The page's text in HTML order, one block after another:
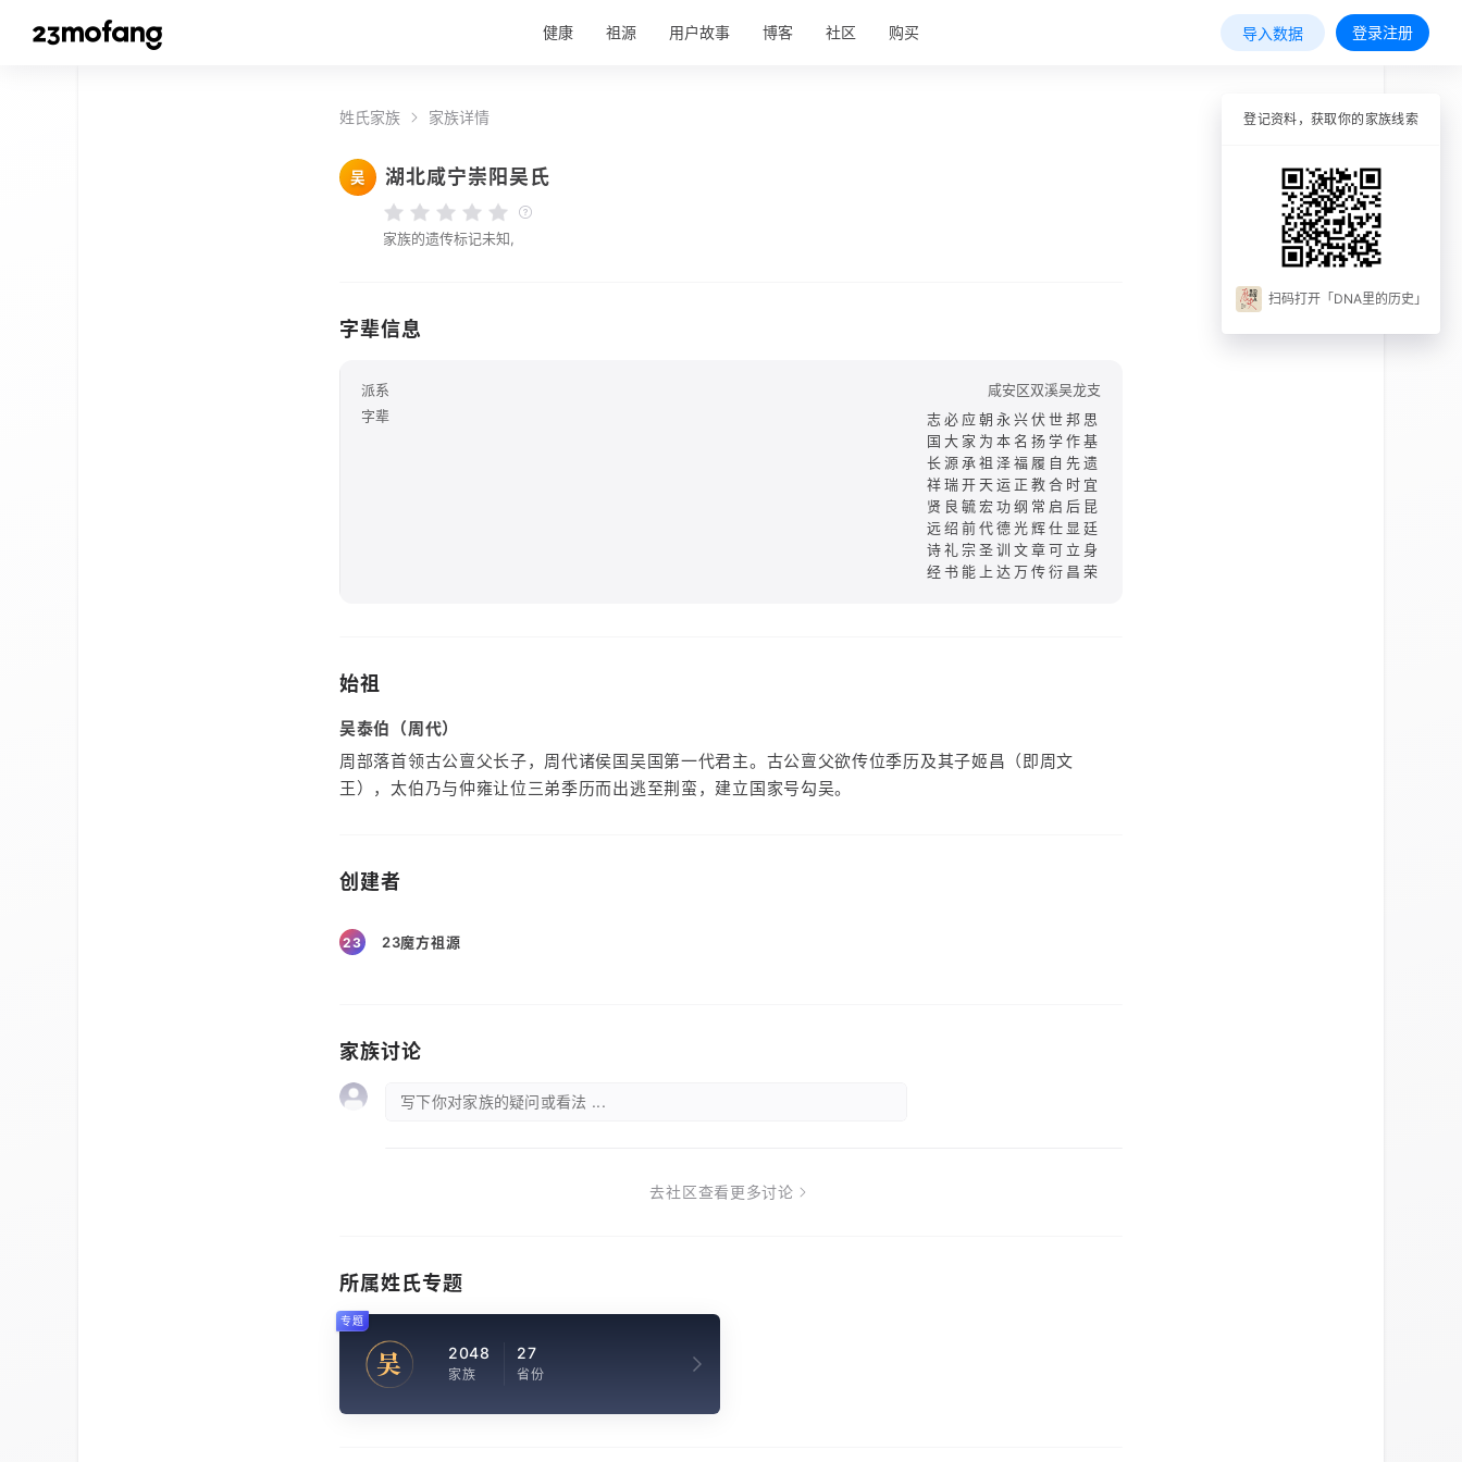
健康 祖源 用户故事 博客 社区 购买 导入数据 登录注册
姓氏家族 家族详情
吴 湖北咸宁崇阳吴氏
家族的遗传标记未知,
字辈信息
派系
咸安区双溪吴龙支
字辈
志必应朝永兴伏世邦思
国大家为本名扬学作基
长源承祖泽福履自先遗
祥瑞开天运正教合时宜
贤良毓宏功纲常启后昆
远绍前代德光辉仕显廷
诗礼宗圣训文章可立身
经书能上达万传衍昌荣
始祖
吴泰伯（周代）
周部落首领古公亶父长子，周代诸侯国吴国第一代君主。古公亶父欲传位季历及其子姬昌（即周文
王），太伯乃与仲雍让位三弟季历而出逃至荆蛮，建立国家号勾吴。
创建者
23 23魔方祖源
家族讨论
写下你对家族的疑问或看法 ...
去社区查看更多讨论
所属姓氏专题
吴 2048
家族
27
省份
专题
登记资料，获取你的家族线索
扫码打开「DNA里的历史」